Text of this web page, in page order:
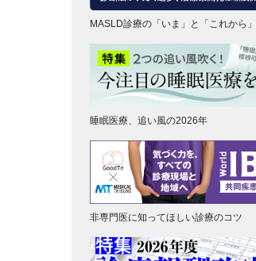
MASLD診療の「いま」と「これから」
睡眠医療、追い風の2026年
非専門医に知ってほしい診療のコツ